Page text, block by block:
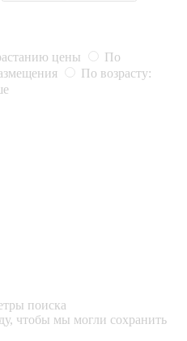
цены
По
По возрасту:
поиска
чтобы мы могли сохранить